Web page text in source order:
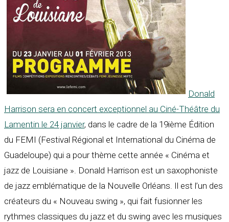
Donald
Harrison sera en concert exceptionnel au Ciné-Théâtre du
Lamentin le 24 janvier, dans le cadre de la 19ième Édition
du FEMI (Festival Régional et International du Cinéma de
Guadeloupe) qui a pour thème cette année « Cinéma et
jazz de Louisiane ». Donald Harrison est un saxophoniste
de jazz emblématique de la Nouvelle Orléans. Il est l’un des
créateurs du « Nouveau swing », qui fait fusionner les
rythmes classiques du jazz et du swing avec les musiques